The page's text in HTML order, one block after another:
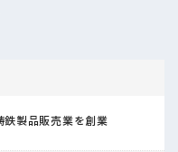
製品販売業を創業